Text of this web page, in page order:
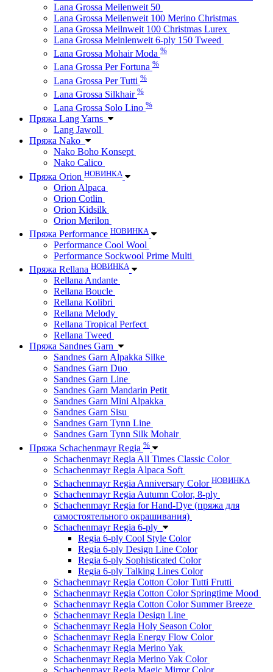
Lana Grossa Meilenweit 50
Lana Grossa Meilenweit 100 Merino Christmas
Lana Grossa Meilnweit 100 Christmas Lurex
Lana Grossa Meinlenweit 6-ply 150 Tweed
Lana Grossa Mohair Moda %
Lana Grossa Per Fortuna %
Lana Grossa Per Tutti %
Lana Grossa Silkhair %
Lana Grossa Solo Lino %
Пряжа Lang Yarns
Lang Jawoll
Пряжа Nako
Nako Boho Konsept
Nako Calico
Пряжа Orion НОВИНКА
Orion Alpaca
Orion Cotlin
Orion Kidsilk
Orion Merilon
Пряжа Performance НОВИНКА
Performance Cool Wool
Performance Sockwool Prime Multi
Пряжа Rellana НОВИНКА
Rellana Andante
Rellana Boucle
Rellana Kolibri
Rellana Melody
Rellana Tropical Perfect
Rellana Tweed
Пряжа Sandnes Garn
Sandnes Garn Alpakka Silke
Sandnes Garn Duo
Sandnes Garn Line
Sandnes Garn Mandarin Petit
Sandnes Garn Mini Alpakka
Sandnes Garn Sisu
Sandnes Garn Tynn Line
Sandnes Garn Tynn Silk Mohair
Пряжа Schachenmayr Regia %
Schachenmayr Regia All Times Classic Color
Schachenmayr Regia Alpaca Soft
Schachenmayr Regia Anniversary Color НОВИНКА
Schachenmayr Regia Autumn Color, 8-ply
Schachenmayr Regia for Hand-Dye (пряжа для
самостоятельного окрашивания)
Schachenmayr Regia 6-ply
Regia 6-ply Cool Style Color
Regia 6-ply Design Line Color
Regia 6-ply Sophisticated Color
Regia 6-ply Talking Lines Color
Schachenmayr Regia Cotton Color Tutti Frutti
Schachenmayr Regia Cotton Color Springtime Mood
Schachenmayr Regia Cotton Color Summer Breeze
Schachenmayr Regia Design Line
Schachenmayr Regia Holy Season Color
Schachenmayr Regia Energy Flow Color
Schachenmayr Regia Merino Yak
Schachenmayr Regia Merino Yak Color
Schachenmayr Regia Magic Mirror Color